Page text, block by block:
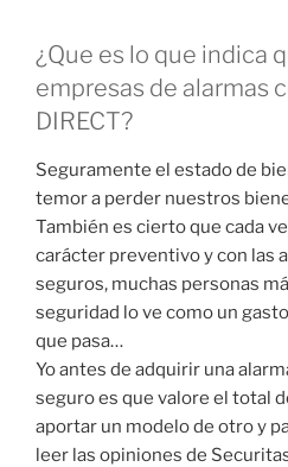
¿Que es lo que indica
empresas de alarmas
DIRECT?
Seguramente el estado de
temor a perder nuestros
También es cierto que cada
carácter preventivo y con las
seguros, muchas personas
seguridad lo ve como un
que pasa…
Yo antes de adquirir una
seguro es que valore el total
aportar un modelo de otro y
leer las opiniones de